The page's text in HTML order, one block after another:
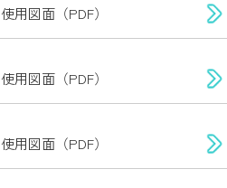
使用図面（PDF）
使用図面（PDF）
使用図面（PDF）